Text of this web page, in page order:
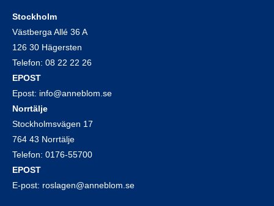
Stockholm
Västberga Allé 36 A
126 30 Hägersten
Telefon: 08 22 22 26
EPOST
Epost: info@anneblom.se
Norrtälje
Stockholmsvägen 17
764 43 Norrtälje
Telefon: 0176-55700
EPOST
E-post: roslagen@anneblom.se